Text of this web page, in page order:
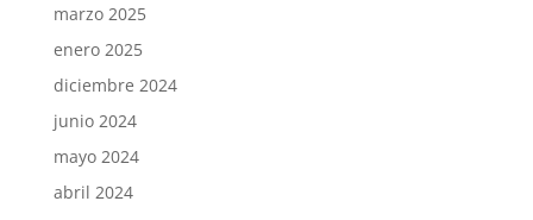
marzo 2025
enero 2025
diciembre 2024
junio 2024
mayo 2024
abril 2024